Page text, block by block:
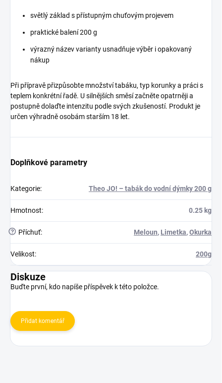
světlý základ s přístupným chuťovým projevem
praktické balení 200 g
výrazný název varianty usnadňuje výběr i opakovaný
nákup
Při přípravě přizpůsobte množství tabáku, typ korunky a práci s
teplem konkrétní řadě. U silnějších směsí začněte opatrněji a
postupně dolaďte intenzitu podle svých zkušeností. Produkt je
určen výhradně osobám starším 18 let.
Doplňkové parametry
Kategorie: Theo JO! – tabák do vodní dýmky 200 g
Hmotnost: 0.25 kg
? Příchuť: Meloun, Limetka,Okurka
Velikost: 200g
Diskuze
Buďte první, kdo napíše příspěvek k této položce.
Přidat komentář